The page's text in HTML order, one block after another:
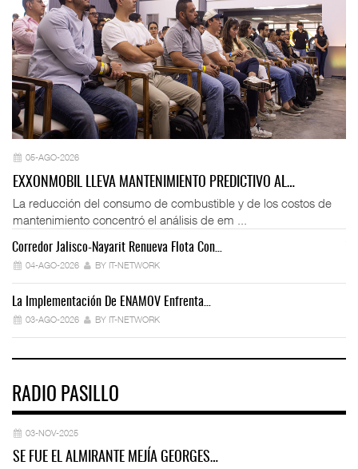
05-AGO-2026
EXXONMOBIL LLEVA MANTENIMIENTO PREDICTIVO AL…
La reducción del consumo de combustible y de los costos de
mantenimiento concentró el análisis de em ...
Corredor Jalisco-Nayarit Renueva Flota Con…
04-AGO-2026 BY IT-NETWORK
La Implementación De ENAMOV Enfrenta…
03-AGO-2026 BY IT-NETWORK
RADIO PASILLO
03-NOV-2025
SE FUE EL ALMIRANTE MEJÍA GEORGES…